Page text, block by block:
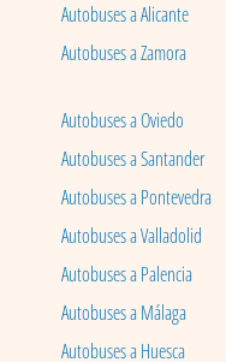
Autobuses a Alicante
Autobuses a Zamora
Autobuses a Oviedo
Autobuses a Santander
Autobuses a Pontevedra
Autobuses a Valladolid
Autobuses a Palencia
Autobuses a Málaga
Autobuses a Huesca